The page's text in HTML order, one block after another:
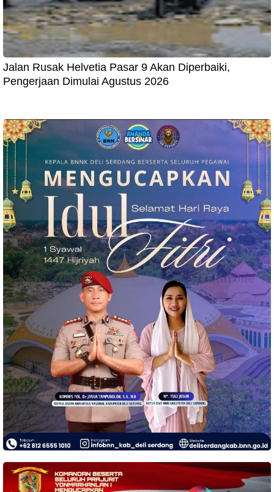
Jalan Rusak Helvetia Pasar 9 Akan Diperbaiki,
Pengerjaan Dimulai Agustus 2026